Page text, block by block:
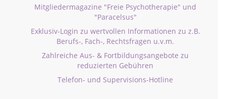
Mitgliedermagazine "Freie Psychotherapie" und
"Paracelsus"
Exklusiv-Login zu wertvollen Informationen zu z.B.
Berufs-, Fach-, Rechtsfragen u.v.m.
Zahlreiche Aus- & Fortbildungsangebote zu
reduzierten Gebühren
Telefon- und Supervisions-Hotline